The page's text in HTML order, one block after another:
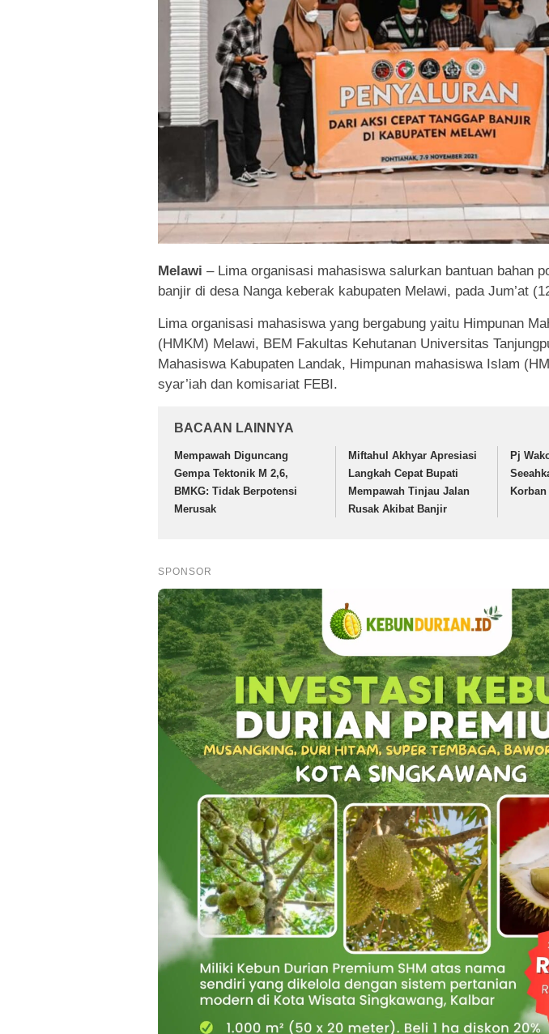
Melawi – Lima organisasi mahasiswa salurkan bantuan bahan
banjir di desa Nanga keberak kabupaten Melawi, pada Jum’at
Lima organisasi mahasiswa yang bergabung yaitu Himpunan
(HMKM) Melawi, BEM Fakultas Kehutanan Universitas
Mahasiswa Kabupaten Landak, Himpunan mahasiswa Islam
syar’iah dan komisariat FEBI.
BACAAN LAINNYA
Mempawah Diguncang
Gempa Tektonik M 2,6,
BMKG: Tidak Berpotensi
Merusak
Miftahul Akhyar Apresiasi
Langkah Cepat Bupati
Mempawah Tinjau Jalan
Rusak Akibat Banjir
Pj
SPONSOR